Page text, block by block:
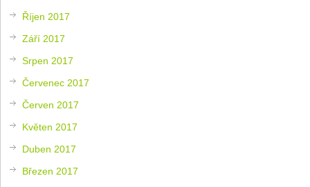
Říjen 2017
Září 2017
Srpen 2017
Červenec 2017
Červen 2017
Květen 2017
Duben 2017
Březen 2017